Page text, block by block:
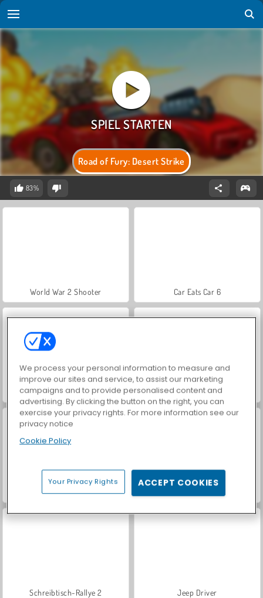
Road of Fury: Desert Strike
83%
World War 2 Shooter Car Eats Car 6
Zerstörtes Paradies 3 Up Hill Racing 2
Untote überfahren
Schreibtisch-Rallye 2 Jeep Driver
We process your personal information to measure and
improve our sites and service, to assist our marketing
campaigns and to provide personalised content and
advertising. By clicking the button on the right, you can
exercise your privacy rights. For more information see our
privacy notice
Cookie Policy
Your Privacy Rights ACCEPT COOKIES